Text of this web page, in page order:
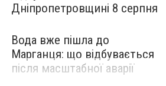
Дніпропетровщині 8 серпня
Вода вже пішла до
Марганця: що відбувається
після масштабної аварії